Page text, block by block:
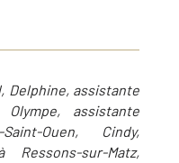
Delphine, assistante
assistante
Ouen, Cindy,
sur-Matz,